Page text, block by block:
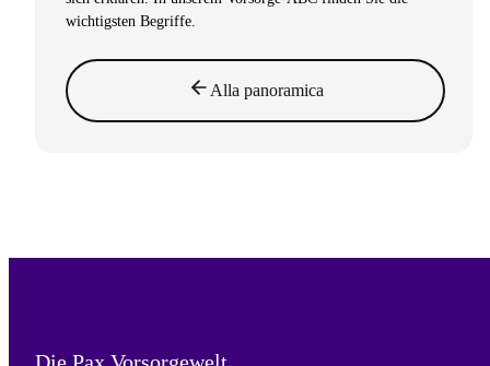
wichtigsten Begriffe.
Alla panoramica